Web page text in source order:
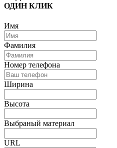
ОДИН КЛИК
Имя
Фамилия
Номер телефона
Ширина
Высота
Выбраный материал
URL